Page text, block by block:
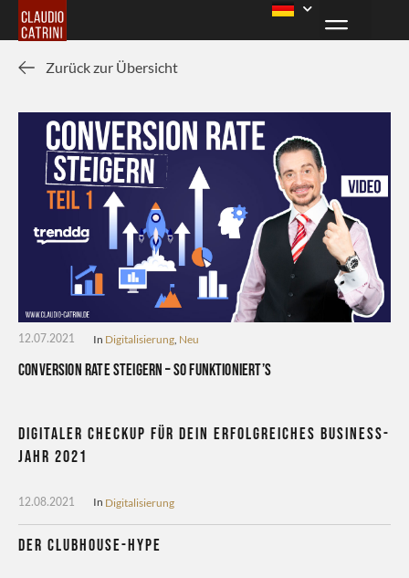
Zurück zur Übersicht
12.07.2021 In Digitalisierung Neu
Conversion Rate steigern – so funktioniert’s
Digitaler CheckUp für dein erfolgreiches Business-
Jahr 2021
12.08.2021 In Digitalisierung
Der Clubhouse-Hype